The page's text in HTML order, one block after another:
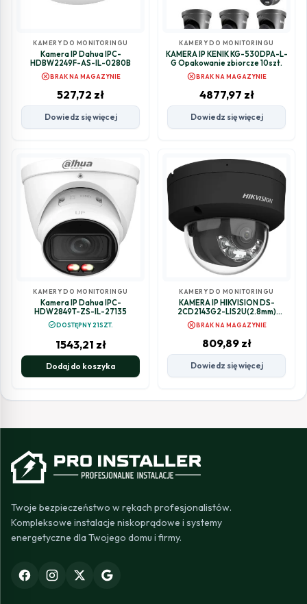
KAMERY DO MONITORINGU
Kamera IP Dahua IPC-
HDBW2249F-AS-IL-0280B
cancelBRAK NA MAGAZYNIE
527,72 zł
Dowiedz się więcej
KAMERY DO MONITORINGU
KAMERA IP KENIK KG-530DPA-L-
G Opakowanie zbiorcze 10szt.
cancelBRAK NA MAGAZYNIE
4877,97 zł
Dowiedz się więcej
KAMERY DO MONITORINGU
Kamera IP Dahua IPC-
HDW2849T-ZS-IL-27135
check_circleDOSTĘPNY 21SZT.
1543,21 zł
Dodaj do koszyka
KAMERY DO MONITORINGU
KAMERA IP HIKVISION DS-
2CD2143G2-LIS2U(2.8mm)
cancelBRAK NA MAGAZYNIE
809,89 zł
Dowiedz się więcej
Twoje bezpieczeństwo w rękach profesjonalistów.
Kompleksowe instalacje niskoprądowe i systemy
energetyczne dla Twojego domu i firmy.